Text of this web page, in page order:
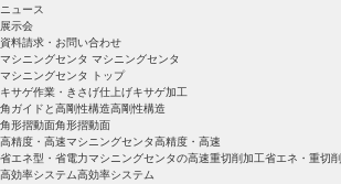
ニュース
展示会
資料請求・お問い合わせ
マシニングセンタ マシニングセンタ
マシニングセンタ トップ
キサゲ作業・きさげ仕上げキサゲ加工
角ガイドと高剛性構造高剛性構造
角形摺動面角形摺動面
高精度・高速マシニングセンタ高精度・高速
省エネ型・省電力マシニングセンタの高速重切削加工省エネ・重切削
高効率システム高効率システム